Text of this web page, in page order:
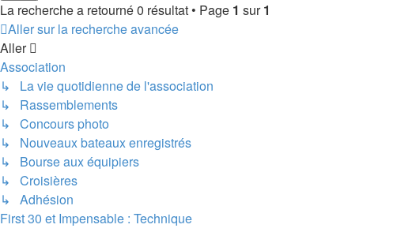
La recherche a retourné 0 résultat • Page 1 sur1
Aller sur la recherche avancée
Aller
Association
↳ La vie quotidienne de l'association
↳ Rassemblements
↳ Concours photo
↳ Nouveaux bateaux enregistrés
↳ Bourse aux équipiers
↳ Croisières
↳ Adhésion
First 30 et Impensable : Technique